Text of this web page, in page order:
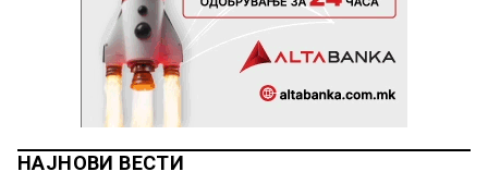
НАЈНОВИ ВЕСТИ